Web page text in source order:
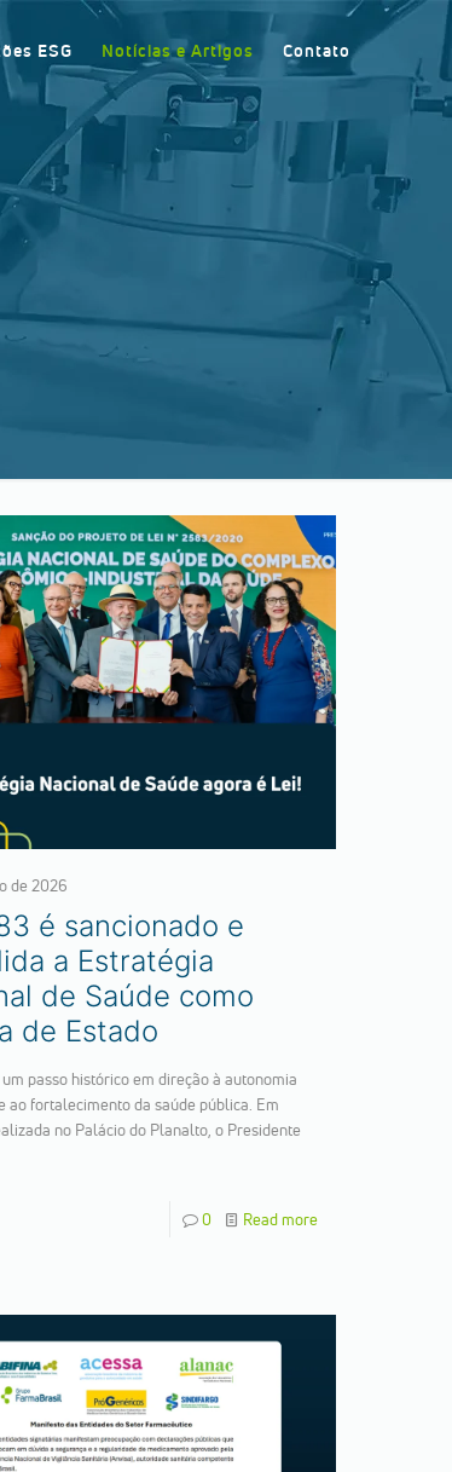
ESG Notícias e Artigos Contato
de 2026
é sancionado e
a Estratégia
de Saúde como
de Estado
passo histórico em direção à autonomia
ao fortalecimento da saúde pública. Em
no Palácio do Planalto, o Presidente
0 Read more